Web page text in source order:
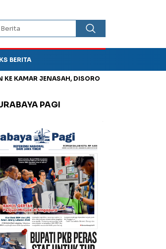
BERITA
JENASAH, DISOROT
PAGI